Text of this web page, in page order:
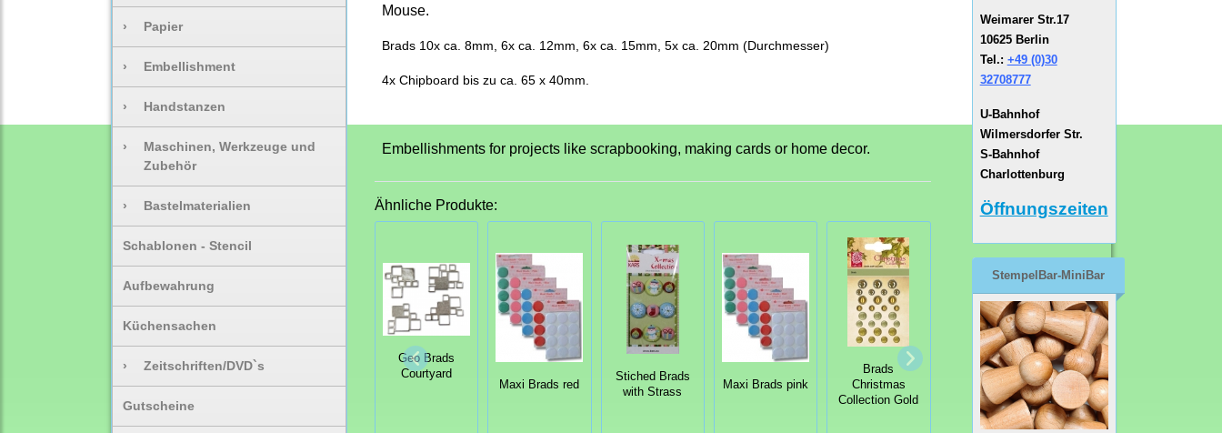
› Papier
› Embellishment
› Handstanzen
›
Maschinen, Werkzeuge und
Zubehör
› Bastelmaterialien
Schablonen - Stencil
Aufbewahrung
Küchensachen
› Zeitschriften/DVD`s
Gutscheine
Mouse.
Brads 10x ca. 8mm, 6x ca. 12mm, 6x ca. 15mm, 5x ca. 20mm (Durchmesser)
4x Chipboard bis zu ca. 65 x 40mm.
Embellishments for projects like scrapbooking, making cards or home decor.
Ähnliche Produkte:
Geo Brads
Courtyard
Maxi Brads red
Stiched Brads
with Strass
Maxi Brads pink
Brads
Christmas
Collection Gold
Brads
Christmas
Collection White
& Silver
Tim Holtz long
fasteners
Weimarer Str.17
10625 Berlin
Tel.: +49 (0)30
32708777
U-Bahnhof
Wilmersdorfer Str.
S-Bahnhof
Charlottenburg
Öffnungszeiten
StempelBar-MiniBar